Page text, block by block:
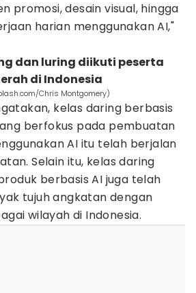
promosi, desain visual, hingga
harian menggunakan AI,"
dan luring diikuti peserta
di Indonesia
Chris Montgomery)
kelas daring berbasis
berfokus pada pembuatan
AI itu telah berjalan
Selain itu, kelas daring
berbasis AI juga telah
tujuh angkatan dengan
wilayah di Indonesia.